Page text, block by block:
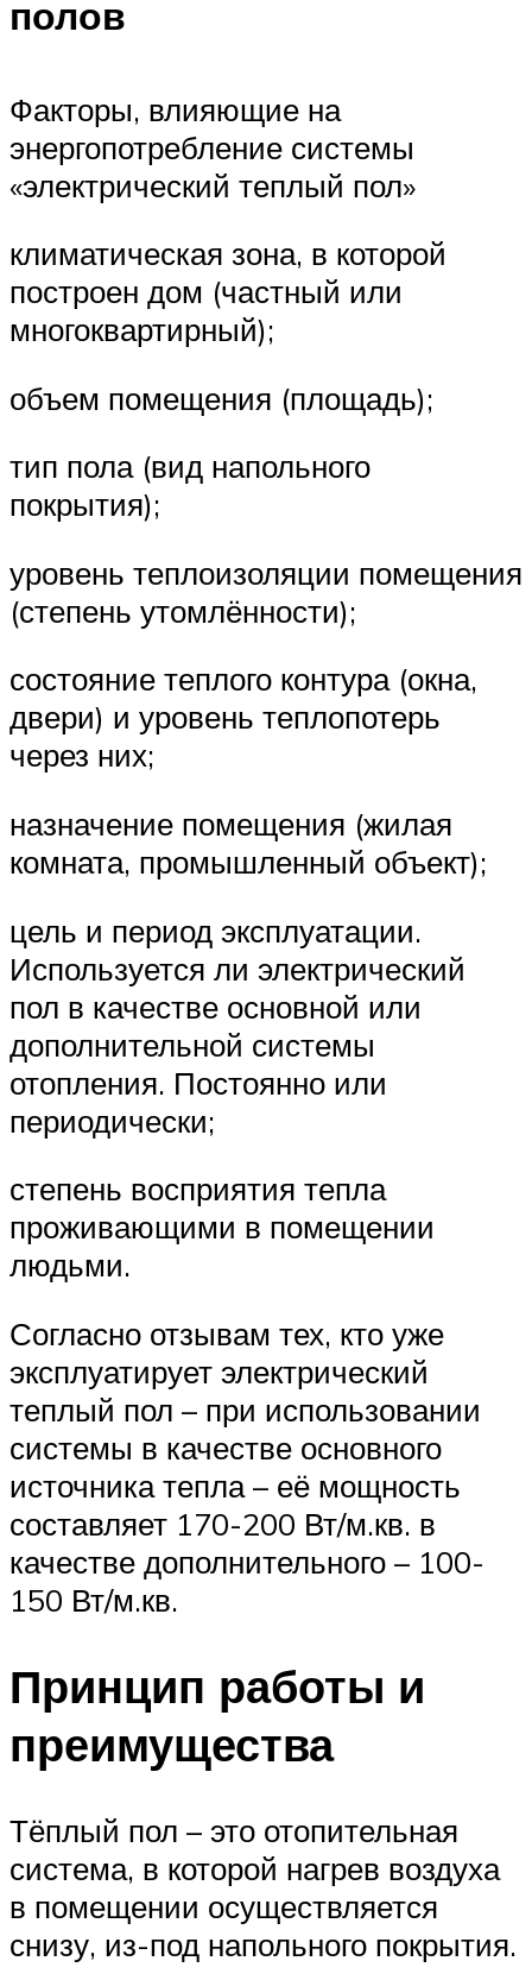
полов
Факторы, влияющие на
энергопотребление системы
«электрический теплый пол»
климатическая зона, в которой
построен дом (частный или
многоквартирный);
объем помещения (площадь);
тип пола (вид напольного
покрытия);
уровень теплоизоляции помещения
(степень утомлённости);
состояние теплого контура (окна,
двери) и уровень теплопотерь
через них;
назначение помещения (жилая
комната, промышленный объект);
цель и период эксплуатации.
Используется ли электрический
пол в качестве основной или
дополнительной системы
отопления. Постоянно или
периодически;
степень восприятия тепла
проживающими в помещении
людьми.
Согласно отзывам тех, кто уже
эксплуатирует электрический
теплый пол – при использовании
системы в качестве основного
источника тепла – её мощность
составляет 170-200 Вт/м.кв. в
качестве дополнительного – 100-
150 Вт/м.кв.
Принцип работы и
преимущества
Тёплый пол – это отопительная
система, в которой нагрев воздуха
в помещении осуществляется
снизу, из-под напольного покрытия.